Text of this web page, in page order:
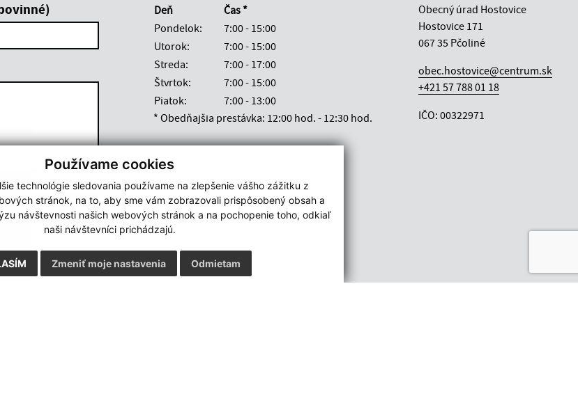
Používame cookies
technológie sledovania používame na zlepšenie vášho zážitku z
stránok, na to, aby sme vám zobrazovali prispôsobený obsah a
návštevnosti našich webových stránok a na pochopenie toho, odkiaľ
naši návštevníci prichádzajú.
Odmietam
Zmeniť moje nastavenia
Google reCaptcha Response
správu
Deň
Čas *
Pondelok:
7:00 - 15:00
Utorok:
7:00 - 15:00
Streda:
7:00 - 17:00
Štvrtok:
7:00 - 15:00
Piatok:
7:00 - 13:00
* Obedňajšia prestávka: 12:00 hod. - 12:30 hod.
Obecný úrad Hostovice
Hostovice 171
067 35 Pčoliné
obec.hostovice@centrum.sk
+421 57 788 01 18
IČO: 00322971